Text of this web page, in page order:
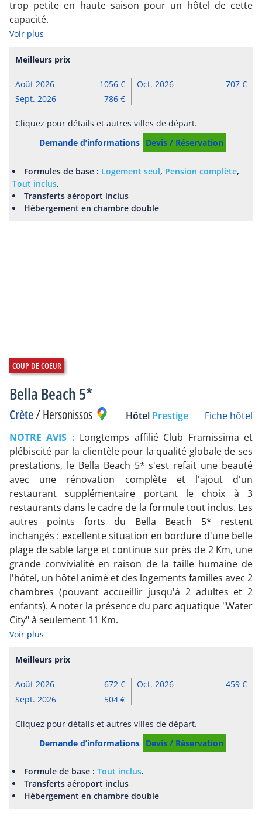
trop petite en haute saison pour un hôtel de cette
capacité.
Voir plus
Demande d’informations Devis / Réservation
Meilleurs prix
Août 2026
1056
Sept. 2026
786
Oct. 2026 707
Cliquez pour détails et autres villes de départ.
Formules de base : Logement seul, Pension complète,
Tout inclus.
Transferts aéroport inclus
Hébergement en chambre double
Bella Beach 5*
Crète/Hersonissos Hôtel Prestige
Fiche hôtel
NOTRE AVIS : Longtemps affilié Club Framissima et
plébiscité par la clientèle pour la qualité globale de ses
prestations, le Bella Beach 5* s'est refait une beauté
avec une rénovation complète et l'ajout d'un
restaurant supplémentaire portant le choix à 3
restaurants dans le cadre de la formule tout inclus. Les
autres points forts du Bella Beach 5* restent
inchangés : excellente situation en bordure d'une belle
plage de sable large et continue sur près de 2 Km, une
grande convivialité en raison de la taille humaine de
l'hôtel, un hôtel animé et des logements familles avec 2
chambres (pouvant accueillir jusqu'à 2 adultes et 2
enfants). A noter la présence du parc aquatique "Water
City" à seulement 11 Km.
Voir plus
Demande d’informations Devis / Réservation
Meilleurs prix
Août 2026
672
Sept. 2026
504
Oct. 2026 459
Cliquez pour détails et autres villes de départ.
Formule de base :Tout inclus.
Transferts aéroport inclus
Hébergement en chambre double